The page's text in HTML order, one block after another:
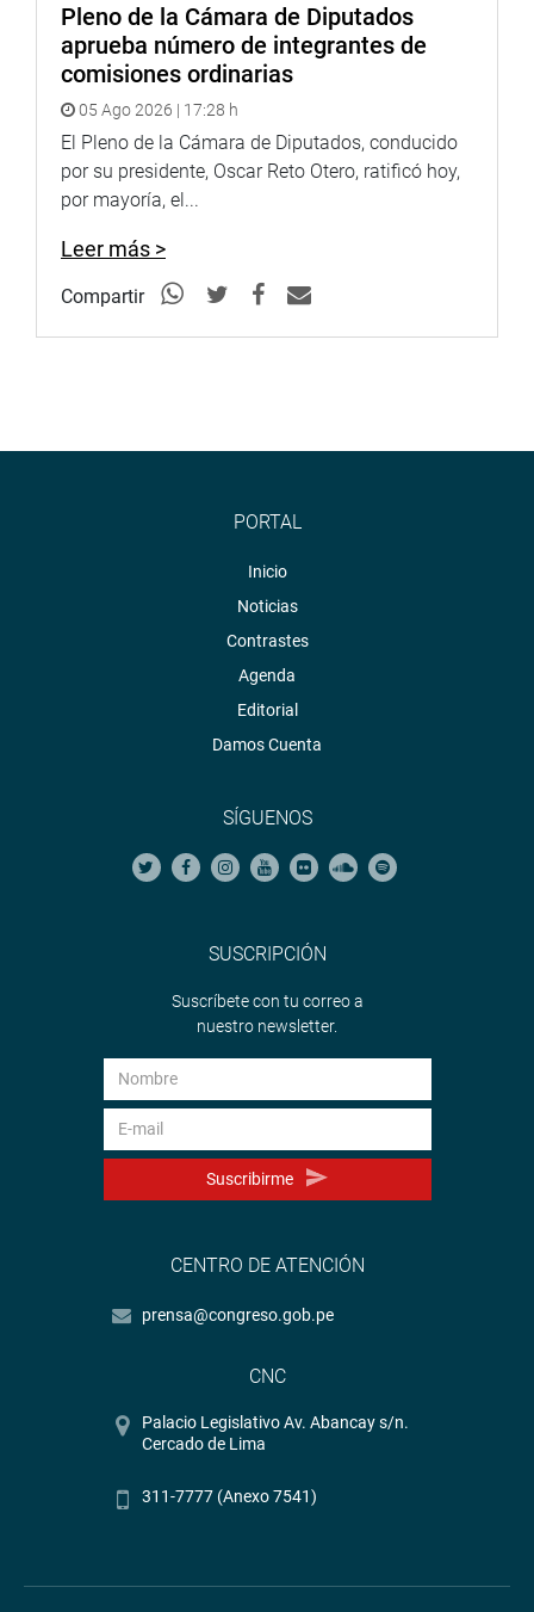
Pleno de la Cámara de Diputados
aprueba número de integrantes de
comisiones ordinarias
05 Ago 2026 | 17:28 h
El Pleno de la Cámara de Diputados, conducido
por su presidente, Oscar Reto Otero, ratificó hoy,
por mayoría, el...
Leer más >
Compartir
PORTAL
Inicio
Noticias
Contrastes
Agenda
Editorial
Damos Cuenta
SÍGUENOS
SUSCRIPCIÓN
Suscríbete con tu correo a
nuestro newsletter.
Suscribirme
CENTRO DE ATENCIÓN
prensa@congreso.gob.pe
CNC
Palacio Legislativo Av. Abancay s/n.
Cercado de Lima
311-7777 (Anexo 7541)